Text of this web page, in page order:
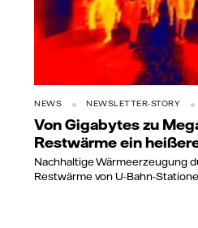
NEWS NEWSLETTER-STORY
Von Gigabytes zu
Restwärme ein
Nachhaltige Wärmeerzeugung
Restwärme von U-Bahn-